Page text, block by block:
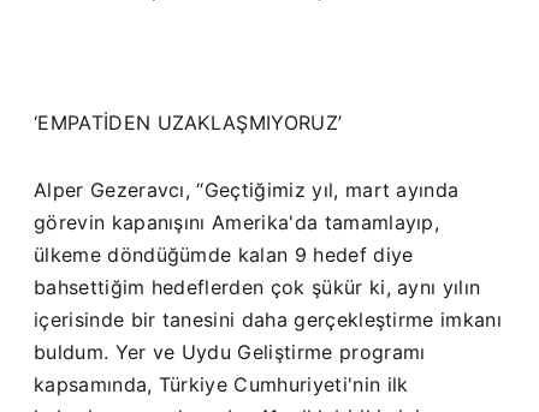
‘EMPATİDEN UZAKLAŞMIYORUZ’
Alper Gezeravcı, “Geçtiğimiz yıl, mart ayında
görevin kapanışını Amerika'da tamamlayıp,
ülkeme döndüğümde kalan 9 hedef diye
bahsettiğim hedeflerden çok şükür ki, aynı yılın
içerisinde bir tanesini daha gerçekleştirme imkanı
buldum. Yer ve Uydu Geliştirme programı
kapsamında, Türkiye Cumhuriyeti'nin ilk